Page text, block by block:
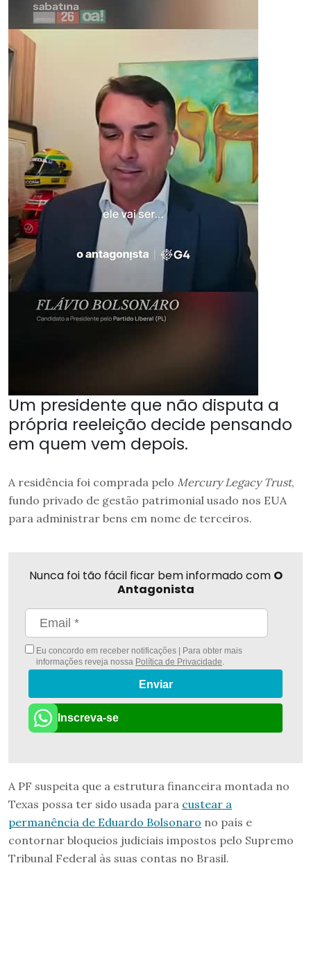
Um presidente que não disputa a
própria reeleição decide pensando
em quem vem depois.
A residência foi comprada pelo Mercury Legacy Trust,
fundo privado de gestão patrimonial usado nos EUA
para administrar bens em nome de terceiros.
Nunca foi tão fácil ficar bem informado com O
Antagonista
Eu concordo em receber notificações | Para obter mais
informações reveja nossa Política de Privacidade.
Enviar
Inscreva-se
A PF suspeita que a estrutura financeira montada no
Texas possa ter sido usada para custear a
permanência de Eduardo Bolsonaro no país e
contornar bloqueios judiciais impostos pelo Supremo
Tribunal Federal às suas contas no Brasil.